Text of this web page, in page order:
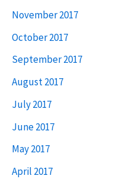
November 2017
October 2017
September 2017
August 2017
July 2017
June 2017
May 2017
April 2017